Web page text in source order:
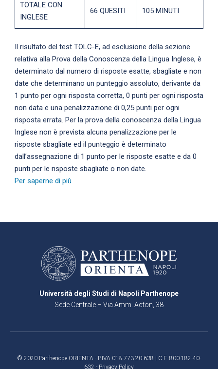
TOTALE CON
INGLESE
66 QUESITI 105 MINUTI
Il risultato del test TOLC-E, ad esclusione della sezione
relativa alla Prova della Conoscenza della Lingua Inglese, è
determinato dal numero di risposte esatte, sbagliate e non
date che determinano un punteggio assoluto, derivante da
1 punto per ogni risposta corretta, 0 punti per ogni risposta
non data e una penalizzazione di 0,25 punti per ogni
risposta errata. Per la prova della conoscenza della Lingua
Inglese non è prevista alcuna penalizzazione per le
risposte sbagliate ed il punteggio è determinato
dall’assegnazione di 1 punto per le risposte esatte e da 0
punti per le risposte sbagliate o non date.
Per saperne di più
Università degli Studi di Napoli Parthenope
Sede Centrale – Via Amm. Acton, 38
© 2020 Parthenope ORIENTA - P.IVA 018-773-20-638 | C.F. 800-182-40-
632 - Privacy Policy